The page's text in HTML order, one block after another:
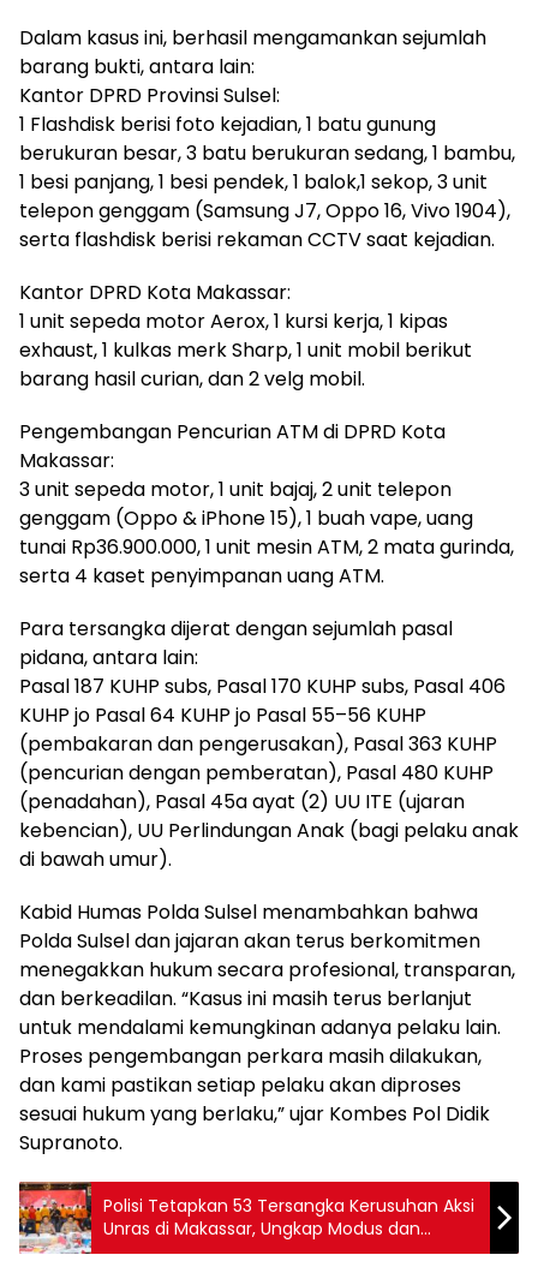
Dalam kasus ini, berhasil mengamankan sejumlah
barang bukti, antara lain:
Kantor DPRD Provinsi Sulsel:
1 Flashdisk berisi foto kejadian, 1 batu gunung
berukuran besar, 3 batu berukuran sedang, 1 bambu,
1 besi panjang, 1 besi pendek, 1 balok,1 sekop, 3 unit
telepon genggam (Samsung J7, Oppo 16, Vivo 1904),
serta flashdisk berisi rekaman CCTV saat kejadian.
Kantor DPRD Kota Makassar:
1 unit sepeda motor Aerox, 1 kursi kerja, 1 kipas
exhaust, 1 kulkas merk Sharp, 1 unit mobil berikut
barang hasil curian, dan 2 velg mobil.
Pengembangan Pencurian ATM di DPRD Kota
Makassar:
3 unit sepeda motor, 1 unit bajaj, 2 unit telepon
genggam (Oppo & iPhone 15), 1 buah vape, uang
tunai Rp36.900.000, 1 unit mesin ATM, 2 mata gurinda,
serta 4 kaset penyimpanan uang ATM.
Para tersangka dijerat dengan sejumlah pasal
pidana, antara lain:
Pasal 187 KUHP subs, Pasal 170 KUHP subs, Pasal 406
KUHP jo Pasal 64 KUHP jo Pasal 55–56 KUHP
(pembakaran dan pengerusakan), Pasal 363 KUHP
(pencurian dengan pemberatan), Pasal 480 KUHP
(penadahan), Pasal 45a ayat (2) UU ITE (ujaran
kebencian), UU Perlindungan Anak (bagi pelaku anak
di bawah umur).
Kabid Humas Polda Sulsel menambahkan bahwa
Polda Sulsel dan jajaran akan terus berkomitmen
menegakkan hukum secara profesional, transparan,
dan berkeadilan. “Kasus ini masih terus berlanjut
untuk mendalami kemungkinan adanya pelaku lain.
Proses pengembangan perkara masih dilakukan,
dan kami pastikan setiap pelaku akan diproses
sesuai hukum yang berlaku,” ujar Kombes Pol Didik
Supranoto.
Polisi Tetapkan 53 Tersangka Kerusuhan Aksi
Unras di Makassar, Ungkap Modus dan
Barang Bukti